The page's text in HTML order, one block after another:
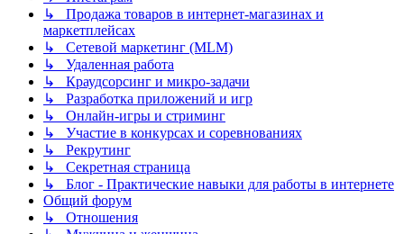
↳ Продажа товаров в интернет-магазинах и
маркетплейсах
↳ Сетевой маркетинг (MLM)
↳ Удаленная работа
↳ Краудсорсинг и микро-задачи
↳ Разработка приложений и игр
↳ Онлайн-игры и стриминг
↳ Участие в конкурсах и соревнованиях
↳ Рекрутинг
↳ Секретная страница
↳ Блог - Практические навыки для работы в интернете
Общий форум
↳ Отношения